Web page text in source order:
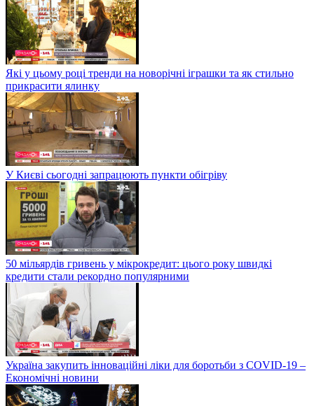
Які у цьому році тренди на новорічні іграшки та як стильно
прикрасити ялинку
У Києві сьогодні запрацюють пункти обігріву
50 мільярдів гривень у мікрокредит: цього року швидкі
кредити стали рекордно популярними
Україна закупить інноваційні ліки для боротьби з COVID-19 –
Економічні новини